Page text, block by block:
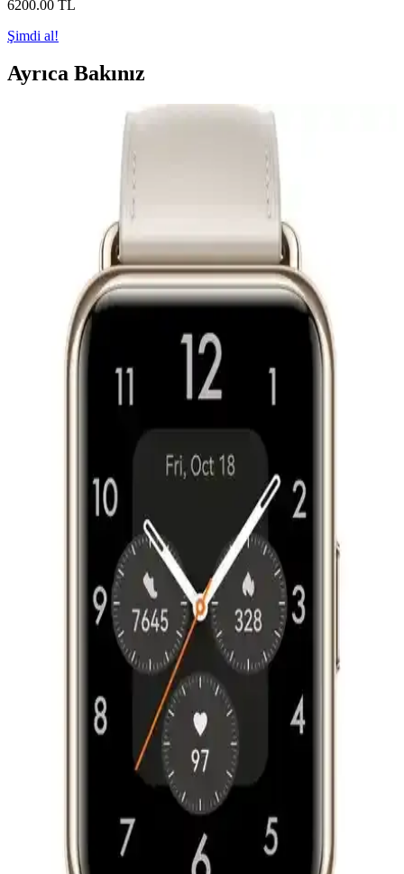
6200.00 TL
Şimdi al!
Ayrıca Bakınız
Apple Watch Modelleri ve Kullanıcı Yorumlarıyla
Güncel Özellikler Analizi
Apple Watch modellerinin temel özellikleri, kullanıcı yorumları ve
karşılaştırma detaylarıyla ilgili kapsamlı bilgi. Güncel bilgiler
ışığında en uygun modeli seçmek için önemli detaylar içerir.
Sağlık ve Zindelikte En Etkili Teknolojiler: Akıllı
Saatler ve Uyku Takip Cihazları
Akıllı saatler, uyku takip cihazları ve sağlık uygulamaları, fiziksel ve
zihinsel sağlığı destekleyerek bireylerin yaşam kalitesini artırıyor. Bu
teknolojiler, sağlık takibinde bilinçli kararlar alınmasını sağlıyor.
Galaxy Watch 6 İçin Metal ve Alternatif Kordon
Seçenekleri ve Uyumlu Modeller
Galaxy Watch 6 için çeşitli metal ve alternatif saat kordonları,
dayanıklılık ve şıklık sunar. Farklı materyal ve tasarımlarla kişisel
tarzınıza uygun seçenekleri keşfedin.
Apple Watch 49mm Naylon Kordon Seçenekleri:
Hafiflik ve Dayanıklılık Bir Arada
Apple Watch 49mm modeli için hafif ve dayanıklı naylon kordonlar,
çeşitli renk ve tasarım seçenekleriyle kişisel tarzınıza uygun, bakım
ve kullanım kolaylığı sağlayan ideal aksesuarlar sunar.
Apple Watch 44 mm ile Sağlık Takibi ve Gelişmiş
Sensör Özellikleri
Apple Watch 44 mm modeli, gelişmiş sensörleri ve geniş ekranıyla
sağlık takibini kolaylaştırır. Kalp, EKG ve oksijen satürasyonu gibi
özellikler, kullanıcıların sağlık durumunu yakından izlemelerine
Huawei Fit 2 ve 4 Akıllı Saatleri Fiyat ve Özellik
Huawei Fit 2 uygun fiyatlı temel sağlık özellikleri sunarken, Huawei
Fit 4 gelişmiş ekran ve sağlık takibi özellikleriyle öne çıkıyor. Hangi
model sizin ihtiyaçlarınıza uygun?